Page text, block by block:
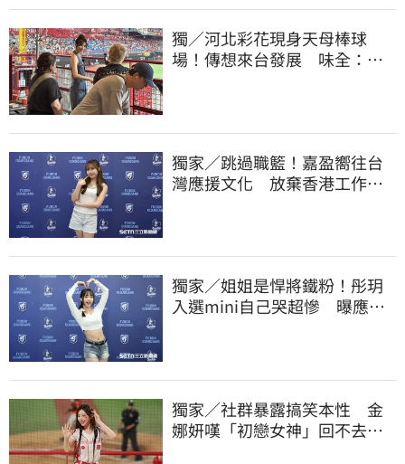
獨／河北彩花現身天母棒球
場！傳想來台發展 味全：歡
獨家／跳過職籃！嘉盈嚮往台
灣應援文化 放棄香港工作跨
獨家／姐姐是悍將鐵粉！彤玥
入選mini自己哭超慘 曝應援
獨家／社群暴露搞笑本性 金
娜妍嘆「初戀女神」回不去！